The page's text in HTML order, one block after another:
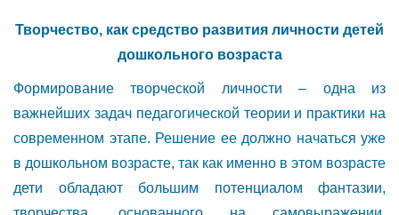
Творчество, как средство развития личности детей
дошкольного возраста
Формирование творческой личности – одна из
важнейших задач педагогической теории и практики на
современном этапе. Решение ее должно начаться уже
в дошкольном возрасте, так как именно в этом возрасте
дети обладают большим потенциалом фантазии,